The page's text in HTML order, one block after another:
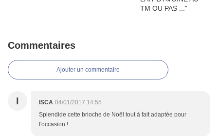
Commentaires
Ajouter un commentaire
I ISCA 04/01/2017 14:55
Splendide cette brioche de Noël tout à fait adaptée pour
l'occasion !